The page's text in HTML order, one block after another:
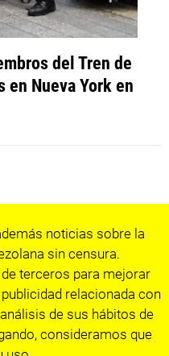
del Tren de
en Nueva York en
noticias sobre la
sin censura.
terceros para mejorar
relacionada con
de sus hábitos de
consideramos que